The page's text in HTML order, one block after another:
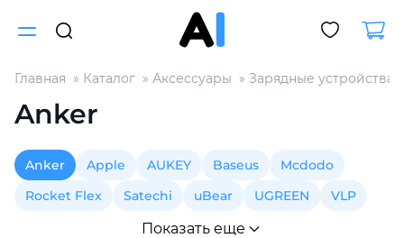
Главная Каталог Аксессуары Зарядные устройства
Anker
Anker Apple AUKEY Baseus
Mcdodo
Rocket Flex
Satechi uBear UGREEN VLP
Показать еще
Разбейте
оплатуна части
без переплат